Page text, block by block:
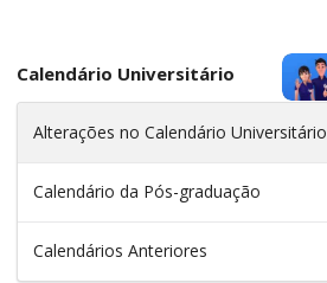
Calendário Universitário
Alterações no Calendário Universitário
Calendário da Pós-graduação
Calendários Anteriores